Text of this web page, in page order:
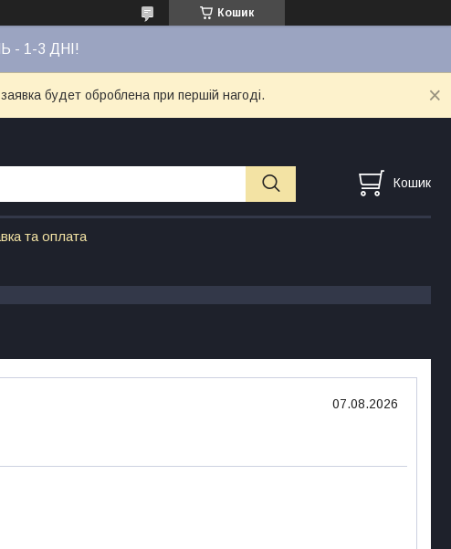
Кошик
- 1-3 ДНІ!
будет оброблена при першій нагоді.
Кошик
та оплата
07.08.2026